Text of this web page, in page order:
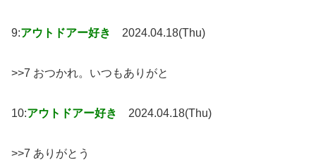
9:アウトドアー好き 2024.04.18(Thu)
>>7 おつかれ。いつもありがと
10:アウトドアー好き 2024.04.18(Thu)
>>7 ありがとう